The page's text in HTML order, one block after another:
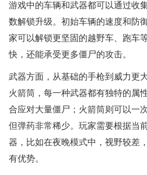
游戏中的车辆和武器都可以通过收
数解锁升级。初始车辆的速度和防
家可以解锁更坚固的越野车、跑车
快，还能承受更多僵尸的攻击。
武器方面，从基础的手枪到威力更
火箭筒，每一种武器都有独特的属
合应对大量僵尸；火箭筒则可以一
但弹药非常稀少。玩家需要根据当
器，比如在夜晚模式中，视野较差
有优势。